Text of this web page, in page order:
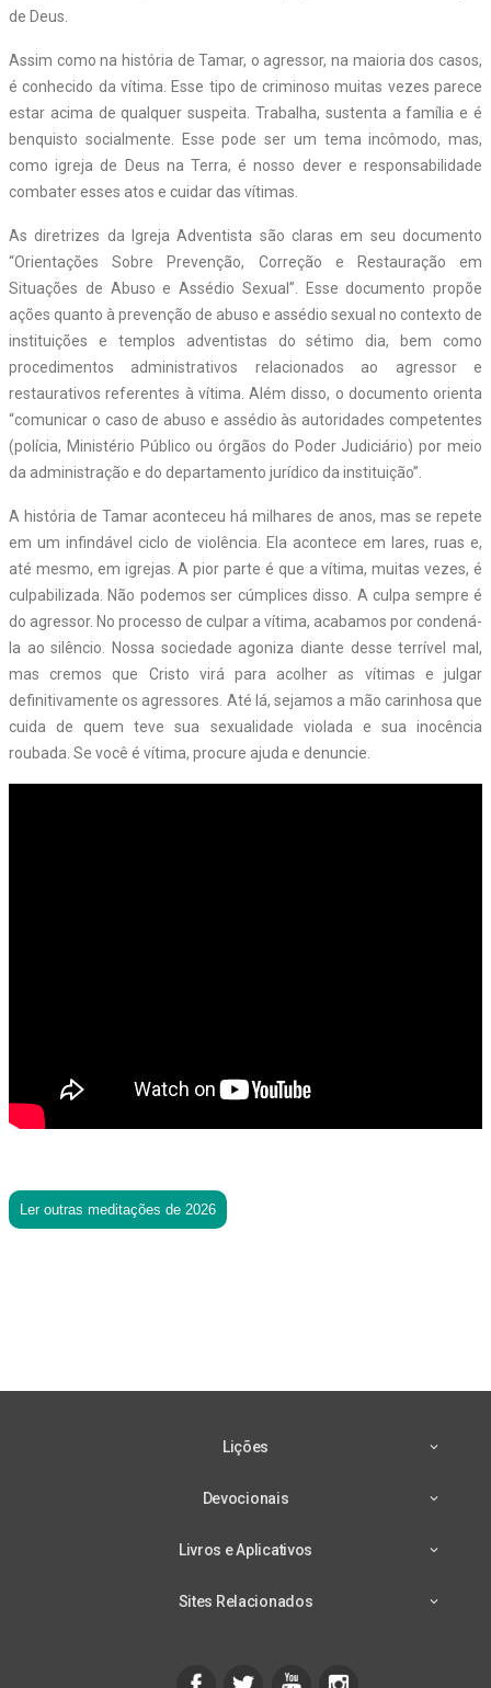
de Deus.
Assim como na história de Tamar, o agressor, na maioria dos casos,
é conhecido da vítima. Esse tipo de criminoso muitas vezes parece
estar acima de qualquer suspeita. Trabalha, sustenta a família e é
benquisto socialmente. Esse pode ser um tema incômodo, mas,
como igreja de Deus na Terra, é nosso dever e responsabilidade
combater esses atos e cuidar das vítimas.
As diretrizes da Igreja Adventista são claras em seu documento
“Orientações Sobre Prevenção, Correção e Restauração em
Situações de Abuso e Assédio Sexual”. Esse documento propõe
ações quanto à prevenção de abuso e assédio sexual no contexto de
instituições e templos adventistas do sétimo dia, bem como
procedimentos administrativos relacionados ao agressor e
restaurativos referentes à vítima. Além disso, o documento orienta
“comunicar o caso de abuso e assédio às autoridades competentes
(polícia, Ministério Público ou órgãos do Poder Judiciário) por meio
da administração e do departamento jurídico da instituição”.
A história de Tamar aconteceu há milhares de anos, mas se repete
em um infindável ciclo de violência. Ela acontece em lares, ruas e,
até mesmo, em igrejas. A pior parte é que a vítima, muitas vezes, é
culpabilizada. Não podemos ser cúmplices disso. A culpa sempre é
do agressor. No processo de culpar a vítima, acabamos por condená-
la ao silêncio. Nossa sociedade agoniza diante desse terrível mal,
mas cremos que Cristo virá para acolher as vítimas e julgar
definitivamente os agressores. Até lá, sejamos a mão carinhosa que
cuida de quem teve sua sexualidade violada e sua inocência
roubada. Se você é vítima, procure ajuda e denuncie.
Ler outras meditações de 2026
Lições
Devocionais
Livros e Aplicativos
Sites Relacionados